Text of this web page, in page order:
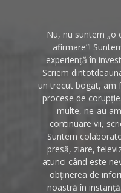
Nu, nu suntem „o
afirmare”!
experiență în
Scriem
un trecut bogat, am
procese de
multe, ne-au
continuare vii,
Suntem
presă, ziare,
atunci când este
obținerea de
noastră în